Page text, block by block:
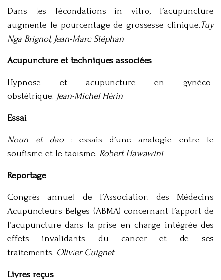
Dans les fécondations in vitro, l’acupuncture
augmente le pourcentage de grossesse clinique.Tuy
Nga Brignol, Jean-Marc Stéphan
Acupuncture et techniques associées
Hypnose et acupuncture en gynéco-
obstétrique. Jean-Michel Hérin
Essai
Noun et dao: essais d’une analogie entre le
soufisme et le taoïsme. Robert Hawawini
Reportage
Congrès annuel de l’Association des Médecins
Acupuncteurs Belges (ABMA) concernant l’apport de
l’acupuncture dans la prise en charge intégrée des
effets invalidants du cancer et de ses
traitements. Olivier Cuignet
Livres reçus